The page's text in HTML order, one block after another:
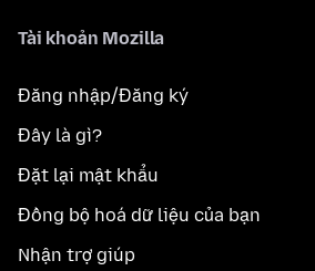
Tài khoản Mozilla
Đăng nhập/Đăng ký
Đây là gì?
Đặt lại mật khẩu
Đồng bộ hoá dữ liệu của bạn
Nhận trợ giúp